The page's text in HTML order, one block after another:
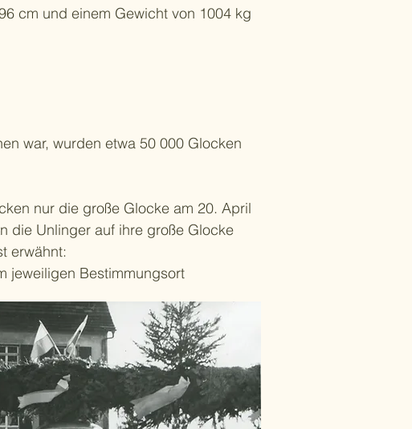
cm und einem Gewicht von 1004 kg
war, wurden etwa 50 000 Glocken
nur die große Glocke am 20. April
die Unlinger auf ihre große Glocke
erwähnt:
jeweiligen Bestimmungsort
im Kirchhof in wochenlanger
die Glocke gegossen haben.
Geschmeide in das flüssige
habe.“(Th. Selig, S. 118)